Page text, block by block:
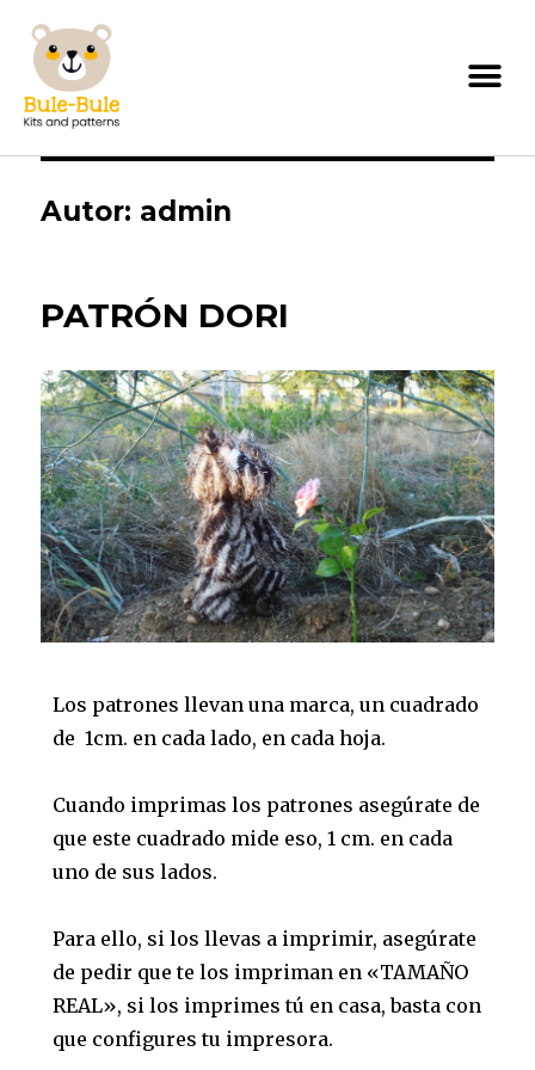
Autor: admin
PATRÓN DORI
Los patrones llevan una marca, un cuadrado
de 1cm. en cada lado, en cada hoja.
Cuando imprimas los patrones asegúrate de
que este cuadrado mide eso, 1 cm. en cada
uno de sus lados.
Para ello, si los llevas a imprimir, asegúrate
de pedir que te los impriman en «TAMAÑO
REAL», si los imprimes tú en casa, basta con
que configures tu impresora.